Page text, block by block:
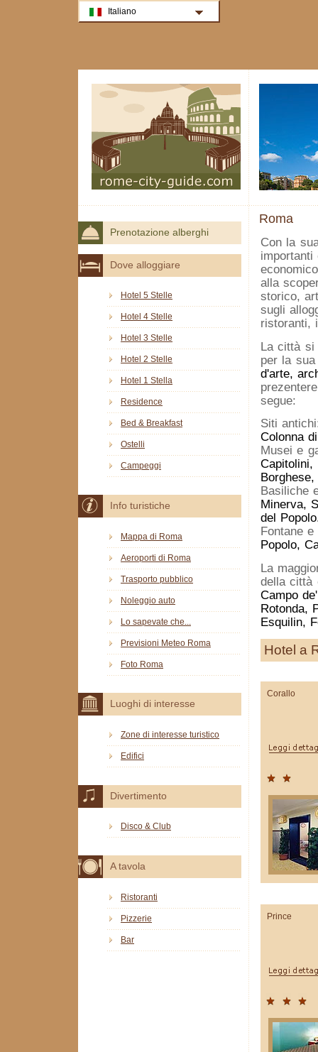
Roma
Con la
alla
storico,
sugli
ristoranti,
La città si
per la
d'arte,
segue:
Siti
Colonna
Musei e
Capitolini,
Basiliche
Minerva,
del
Fontane
Popolo,
La
della
Campo
Rotonda,
Esquilin,
Hotel a
Corallo
Prince
Prenotazione alberghi
Dove alloggiare
Hotel 5 Stelle
Hotel 4 Stelle
Hotel 3 Stelle
Hotel 2 Stelle
Hotel 1 Stella
Residence
Bed & Breakfast
Ostelli
Campeggi
Info turistiche
Mappa di Roma
Aeroporti di Roma
Trasporto pubblico
Noleggio auto
Lo sapevate che...
Previsioni Meteo Roma
Foto Roma
Luoghi di interesse
Zone di interesse turistico
Edifici
Divertimento
Disco & Club
A tavola
Ristoranti
Pizzerie
Bar
Italiano